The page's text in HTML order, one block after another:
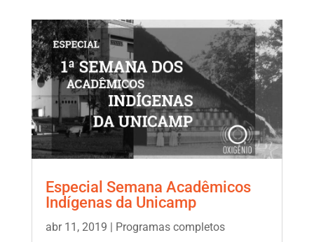
Especial Semana Acadêmicos
Indígenas da Unicamp
abr 11, 2019 | Programas completos